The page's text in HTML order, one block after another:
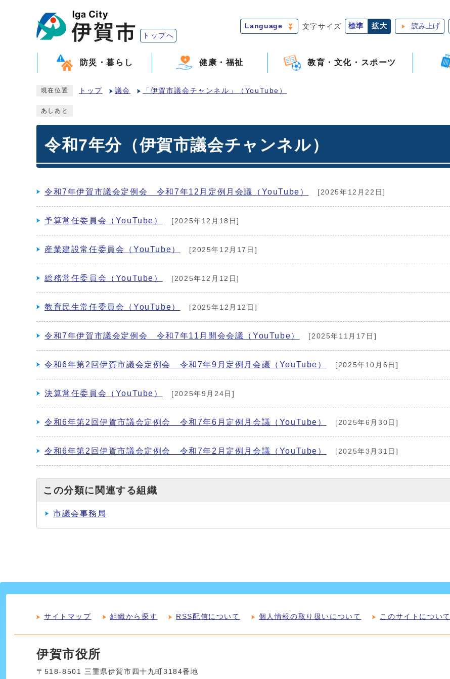
トップへ
Language 文字サイズ 標準 拡大 読み上げ
防災・暮らし 健康・福祉 教育・文化・スポーツ
現在位置 トップ 議会 「伊賀市議会チャンネル」（YouTube）
あしあと
令和7年分（伊賀市議会チャンネル）
令和7年伊賀市議会定例会 令和7年12月定例月会議（YouTube） [2025年12月22日]
予算常任委員会（YouTube） [2025年12月18日]
産業建設常任委員会（YouTube） [2025年12月17日]
総務常任委員会（YouTube） [2025年12月12日]
教育民生常任委員会（YouTube） [2025年12月12日]
令和7年伊賀市議会定例会 令和7年11月開会会議（YouTube） [2025年11月17日]
令和6年第2回伊賀市議会定例会 令和7年9月定例月会議（YouTube） [2025年10月6日]
決算常任委員会（YouTube） [2025年9月24日]
令和6年第2回伊賀市議会定例会 令和7年6月定例月会議（YouTube） [2025年6月30日]
令和6年第2回伊賀市議会定例会 令和7年2月定例月会議（YouTube） [2025年3月31日]
この分類に関連する組織
市議会事務局
サイトマップ 組織から探す RSS配信について 個人情報の取り扱いについて このサイトについて
伊賀市役所
〒518-8501 三重県伊賀市四十九町3184番地